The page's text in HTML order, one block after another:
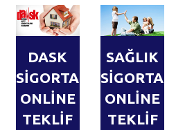
DASK
SİGORTASI
ONLİNE
TEKLİF
SAĞLIK
SİGORTASI
ONLİNE
TEKLİF